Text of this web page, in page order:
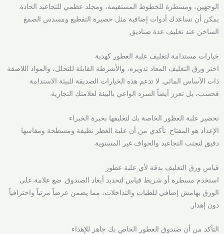
الوجهين، ومسطرة للخطوط المستقيمة، ومجلد عظمي للتجاعيد الحادة.
يمكن أن تساعدك أدوات إضافية مثل حصيرة التقطيع ومسدس الصمغ
الساخن عند تغليف عدة صناديق.
خيارات مستدامة لتغليف علبة العطور كهدية
اختر ورق التغليف المعاد تدويره، والأشرطة القابلة للتحلل، والمواد اللاصقة
ذات الأساس المائي. لا تدعم هذه الخيارات الصديقة للبيئة الاستدامة
فحسب، بل تعزز أيضاً السرد الواعي بالبيئة لعلامتك التجارية.
تحضير علبة العطور الخاصة بك لتغليفها بخبرة الخبراء
الإعداد هو المفتاح. تأكدي من أن علبة العطر نظيفة ومسطحة ومقاسها
دقيق لتجنب التجاعيد والحواف غير المستوية.
قياس ورق التغليف بدقة لأي علبة عطور
استخدم مسطرة أو شريط قياس لتحديد أبعاد الصندوق. ضع علامة على
الورق بهامش إضافي للطيات والتداخلات، مما يضمن عرضاً مرتباً واحترافياً
دون إهدار.
التأكد من أن صندوق العطور الخاص بك جاهز للإهداء